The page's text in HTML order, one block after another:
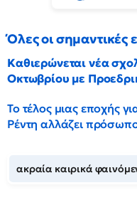
Όλες οι σημαντικές
Καθιερώνεται νέα
Οκτωβρίου με
Το τέλος μιας εποχής
Ρέντη αλλάζει
ακραία καιρικά